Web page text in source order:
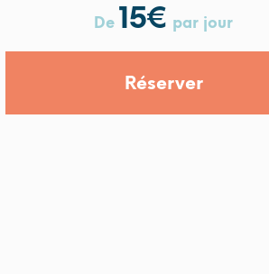
De 15€ par jour
Réserver